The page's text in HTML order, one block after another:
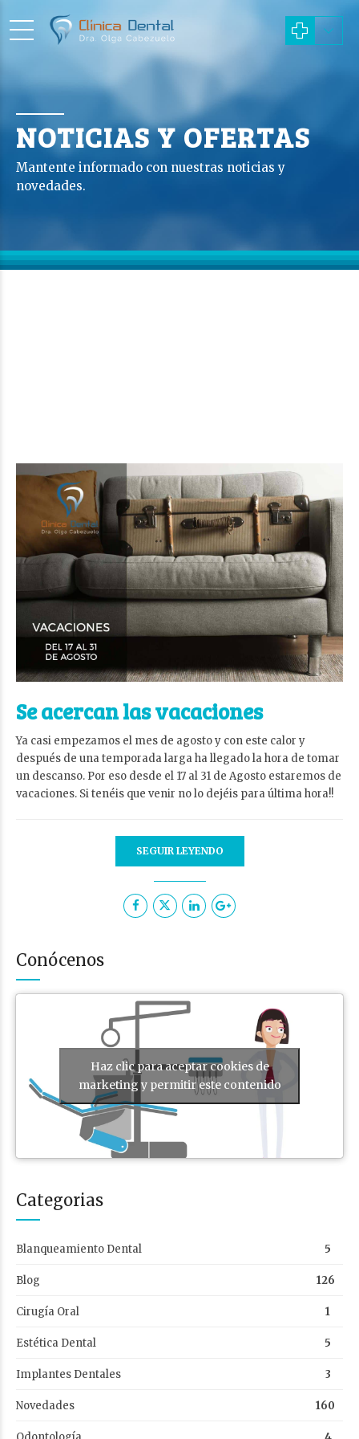
NOTICIAS Y OFERTAS
Mantente informado con nuestras noticias y
novedades.
Se acercan las vacaciones
Ya casi empezamos el mes de agosto y con este calor y
después de una temporada larga ha llegado la hora de tomar
un descanso. Por eso desde el 17 al 31 de Agosto estaremos de
vacaciones. Si tenéis que venir no lo dejéis para última hora!!
SEGUIR LEYENDO
Conócenos
Haz clic para aceptar cookies de
marketing y permitir este contenido
Categorias
Blanqueamiento Dental 5
Blog 126
Cirugía Oral 1
Estética Dental 5
Implantes Dentales 3
Novedades 160